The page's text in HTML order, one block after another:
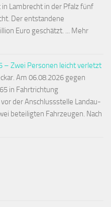
Lambrecht in der Pfalz fünf
Der entstandene
Euro geschätzt. ... Mehr
– Zwei Personen leicht verletzt
Am 06.08.2026 gegen
in Fahrtrichtung
der Anschlussstelle Landau-
beteiligten Fahrzeugen. Nach